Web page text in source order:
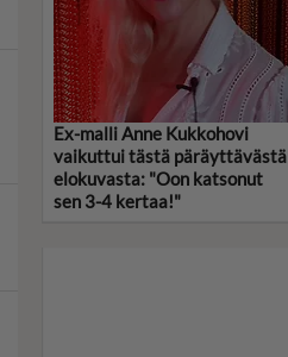
Ex-malli Anne Kukkohovi
vaikuttui tästä päräyttävästä
elokuvasta: "Oon katsonut
sen 3-4 kertaa!"